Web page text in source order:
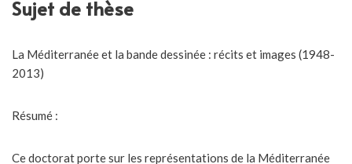
Sujet de thèse
La Méditerranée et la bande dessinée : récits et images (1948-
2013)
Résumé :
Ce doctorat porte sur les représentations de la Méditerranée